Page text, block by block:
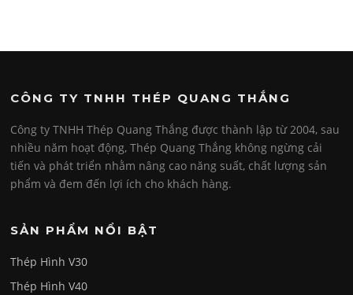
CÔNG TY TNHH THÉP QUANG THẮNG
Công ty TNHH Thép Quang Thắng được thành lập từ 2004, sau
nhiều năm hoạt động, Thép Quang Thắng không ngừng cải
tiến và phát triển nhằm nâng cao năng suất, chất lượng sản
phẩm và đem đến lợi ích cho khách hàng.
SẢN PHẨM NỔI BẬT
Thép Hình V30
Thép Hình V40